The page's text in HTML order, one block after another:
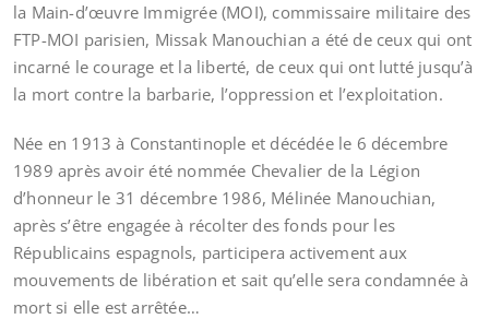
la Main-d’œuvre Immigrée (MOI), commissaire militaire des
FTP-MOI parisien, Missak Manouchian a été de ceux qui ont
incarné le courage et la liberté, de ceux qui ont lutté jusqu’à
la mort contre la barbarie, l’oppression et l’exploitation.
Née en 1913 à Constantinople et décédée le 6 décembre
1989 après avoir été nommée Chevalier de la Légion
d’honneur le 31 décembre 1986, Mélinée Manouchian,
après s’être engagée à récolter des fonds pour les
Républicains espagnols, participera activement aux
mouvements de libération et sait qu’elle sera condamnée à
mort si elle est arrêtée…